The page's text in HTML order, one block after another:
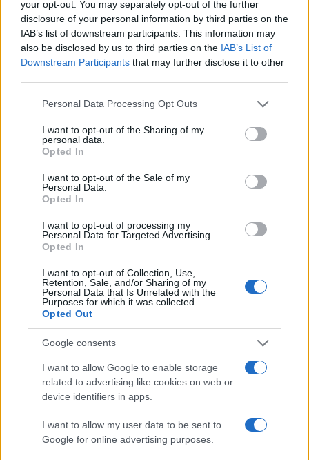
your opt-out. You may separately opt-out of the further
disclosure of your personal information by third parties on the
IAB’s list of downstream participants. This information may
also be disclosed by us to third parties on the IAB’s List of
Downstream Participants that may further disclose it to other
Please note that this website/app uses one or more Google
not limited to your visit or usage behaviour. You may click to
grant or deny consent to Google and its third-party tags to
use your data for below specified purposes in below Google
consent section.
Personal Data Processing Opt Outs
I want to opt-out of the Sharing of my
personal data.
Opted In
I want to opt-out of the Sale of my
Personal Data.
Opted In
I want to opt-out of processing my
Personal Data for Targeted Advertising.
Opted In
I want to opt-out of Collection, Use,
Retention, Sale, and/or Sharing of my
Personal Data that Is Unrelated with the
Purposes for which it was collected.
Opted Out
Google consents
I want to allow Google to enable storage
related to advertising like cookies on web or
device identifiers in apps.
I want to allow my user data to be sent to
Google for online advertising purposes.
Κυριακίδη
ΕΛΛΑΔΑ
Πυροσβεστική: Τρεις συλλήψεις για πρόκληση
πυρκαγιάς και παραβάσεις πυροπροστασίας
5/08/2026 - 11:00μμ